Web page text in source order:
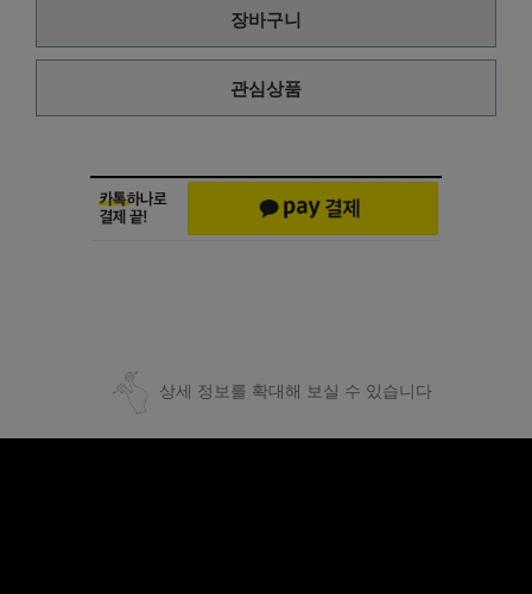
장바구니
관심상품
상세 정보를 확대해 보실 수 있습니다